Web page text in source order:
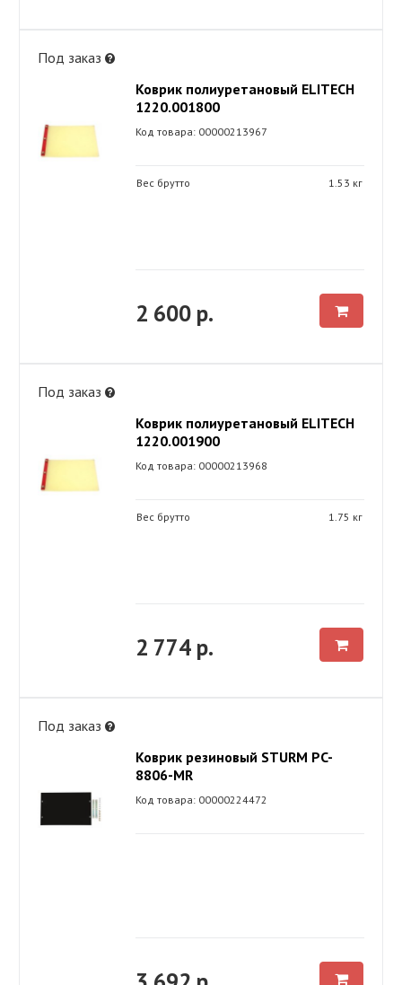
Под заказ
Коврик полиуретановый ELITECH
1220.001800
Код товара: 00000213967
Вес брутто 1.53 кг
2 600 р.
Под заказ
Коврик полиуретановый ELITECH
1220.001900
Код товара: 00000213968
Вес брутто 1.75 кг
2 774 р.
Под заказ
Коврик резиновый STURM PC-
8806-MR
Код товара: 00000224472